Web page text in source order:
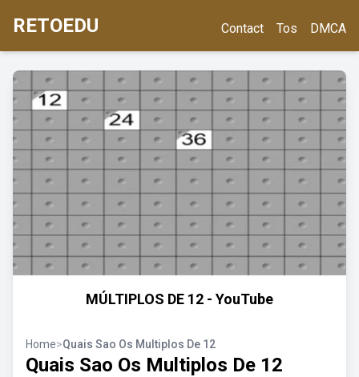
RETOEDU Contact Tos DMCA
MÚLTIPLOS DE 12 - YouTube
Home>Quais Sao Os Multiplos De 12
Quais Sao Os Multiplos De 12